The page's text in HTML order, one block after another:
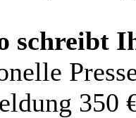
schreibt
350